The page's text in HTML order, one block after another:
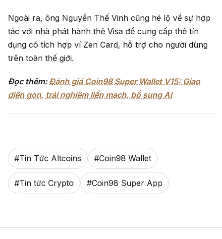
Ngoài ra, ông Nguyễn Thế Vinh cũng hé lộ về sự hợp
tác với nhà phát hành thẻ Visa để cung cấp thẻ tín
dụng có tích hợp ví Zen Card, hỗ trợ cho người dùng
trên toàn thế giới.
Đọc thêm: Đánh giá Coin98 Super Wallet V15: Giao
diện gọn, trải nghiệm liền mạch, bổ sung AI
#Tin Tức Altcoins #Coin98 Wallet
#Tin tức Crypto #Coin98 Super App